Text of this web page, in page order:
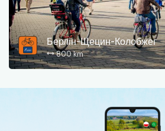
Берлін-Щецин-Колобжег
800 km